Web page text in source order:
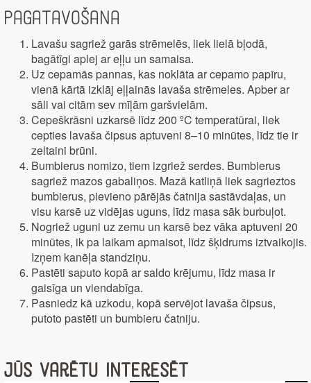
Pagatavošana
Lavašu sagriež garās strēmelēs, liek lielā bļodā,
bagātīgi aplej ar eļļu un samaisa.
Uz cepamās pannas, kas noklāta ar cepamo papīru,
vienā kārtā izklāj eļļainās lavaša strēmeles. Apber ar
sāli vai citām sev mīļām garšvielām.
Cepeškrāsni uzkarsē līdz 200 ºC temperatūrai, liek
cepties lavaša čipsus aptuveni 8–10 minūtes, līdz tie ir
zeltaini brūni.
Bumbierus nomizo, tiem izgriež serdes. Bumbierus
sagriež mazos gabaliņos. Mazā katliņā liek sagrieztos
bumbierus, pievieno pārējās čatnija sastāvdaļas, un
visu karsē uz vidējas uguns, līdz masa sāk burbuļot.
Nogriež uguni uz zemu un karsē bez vāka aptuveni 20
minūtes, ik pa laikam apmaisot, līdz šķidrums iztvaikojis.
Izņem kanēļa standziņu.
Pastēti saputo kopā ar saldo krējumu, līdz masa ir
gaisīga un viendabīga.
Pasniedz kā uzkodu, kopā servējot lavaša čipsus,
putoto pastēti un bumbieru čatniju.
Jūs varētu interesēt